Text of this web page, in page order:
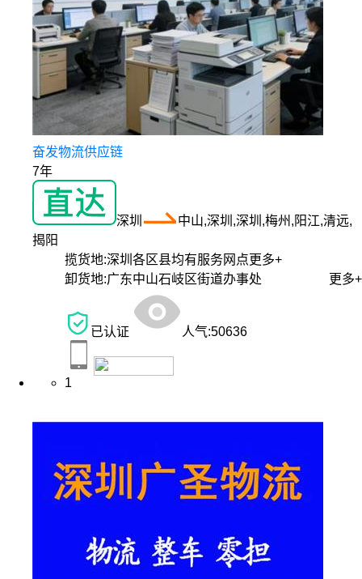
奋发物流供应链
7年
深圳
中山,深圳,深圳,梅州,阳江,清远,
揭阳
揽货地:深圳各区县均有服务网点更多+
卸货地:广东中山石岐区街道办事处 更多+
已认证 人气:50636
1